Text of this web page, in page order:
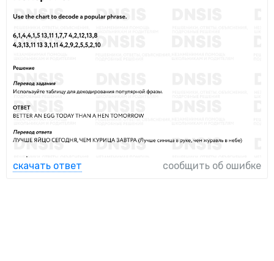
скачать ответ сообщить об ошибке